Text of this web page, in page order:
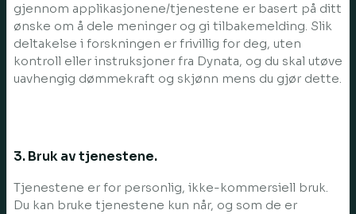
gjennom applikasjonene/tjenestene er basert på ditt
ønske om å dele meninger og gi tilbakemelding. Slik
deltakelse i forskningen er frivillig for deg, uten
kontroll eller instruksjoner fra Dynata, og du skal utøve
uavhengig dømmekraft og skjønn mens du gjør dette.
3. Bruk av tjenestene.
Tjenestene er for personlig, ikke-kommersiell bruk.
Du kan bruke tjenestene kun når, og som de er